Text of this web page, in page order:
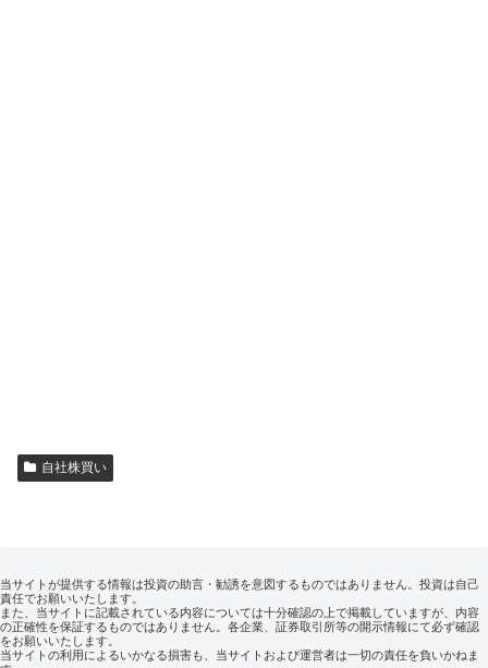
自社株買い
当サイトが提供する情報は投資の助言・勧誘を意図するものではありません。投資は自己
責任でお願いいたします。
また、当サイトに記載されている内容については十分確認の上で掲載していますが、内容
の正確性を保証するものではありません。各企業、証券取引所等の開示情報にて必ず確認
をお願いいたします。
当サイトの利用によるいかなる損害も、当サイトおよび運営者は一切の責任を負いかねま